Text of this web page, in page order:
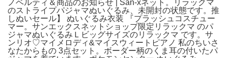
ノベルティ＆商品のお知らせ | San-xネット。リラックマ
のストライプパジャマぬいぐるみ、未開封の状態です。推
しぬいセール】 ぬいぐるみ衣装 『プラッシュコスチュー
マー。サンエックスネットショップ限定リラックマ のパ
ジャマぬいぐるみＬビッグサイズのリラックマ です。サ
ンリオ♡マイメロディ&マイスウィートピアノ 私のちいさ
なたからもの 3点セット。ボーダー柄のくま耳の付いたパ